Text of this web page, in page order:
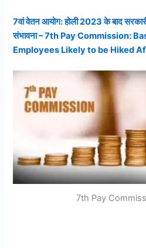
7वां वेतन आयोग: होली 2023 के बाद
संभावना – 7th Pay Commission:
Employees Likely to be Hiked
7th Pay